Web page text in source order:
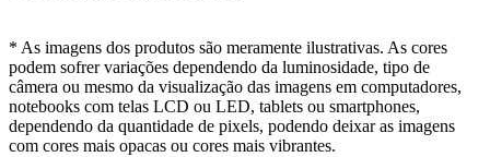
* As imagens dos produtos são meramente ilustrativas. As cores
podem sofrer variações dependendo da luminosidade, tipo de
câmera ou mesmo da visualização das imagens em computadores,
notebooks com telas LCD ou LED, tablets ou smartphones,
dependendo da quantidade de pixels, podendo deixar as imagens
com cores mais opacas ou cores mais vibrantes.